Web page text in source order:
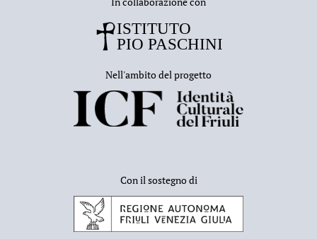
Nell'ambito del progetto
Con il sostegno di